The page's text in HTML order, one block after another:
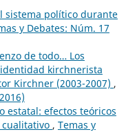
sistema político durante
y Debates: Núm. 17
de todo… Los
kirchnerista
Kirchner (2003-2007) ,
estatal: efectos teóricos
, Temas y